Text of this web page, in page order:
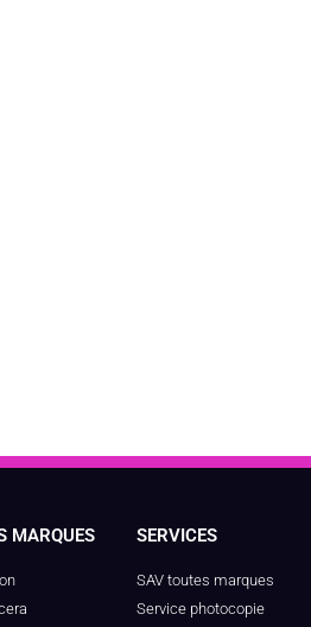
MARQUES SERVICES
SAV toutes marques
Service photocopie